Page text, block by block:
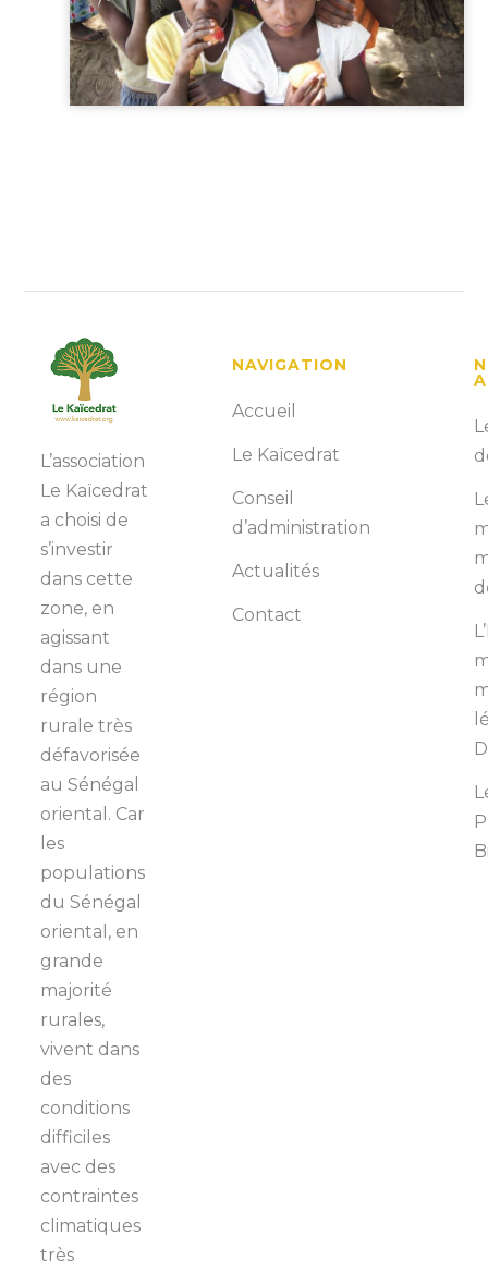
L’association
Le Kaïcedrat
a choisi de
s’investir
dans cette
zone, en
agissant
dans une
région
rurale très
défavorisée
au Sénégal
oriental. Car
les
populations
du Sénégal
oriental, en
grande
majorité
rurales,
vivent dans
des
conditions
difficiles
avec des
contraintes
climatiques
très
NAVIGATION
Accueil
Le Kaïcedrat
Conseil
d’administration
Actualités
Contact